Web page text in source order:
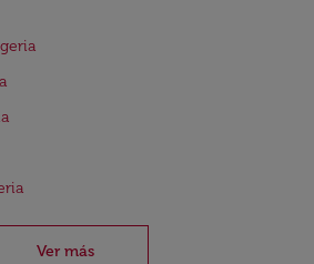
Ver más